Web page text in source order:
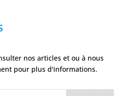
nos articles et ou à nous
pour plus d'informations.